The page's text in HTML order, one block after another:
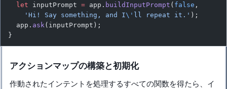
  let
inputPrompt = app. buildInputPrompt ( false ,
    'Hi! Say something, and I
\' ll repeat it.' );
  app.
ask (inputPrompt);
}
アクションマップの構築と初期化
作動されたインテントを処理するすべての関数を得たら、イ